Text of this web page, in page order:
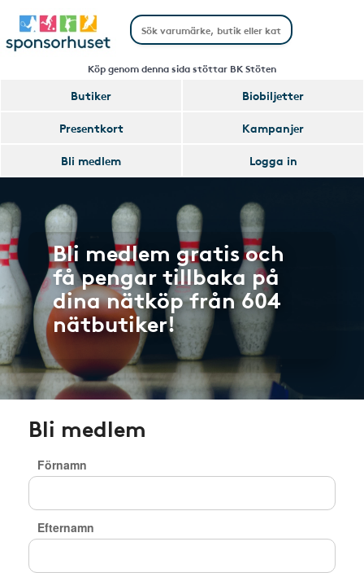
Köp genom denna sida stöttar BK Stöten
Butiker
Biobiljetter
Presentkort
Kampanjer
Bli medlem
Logga in
Bli medlem gratis och
få pengar tillbaka på
dina nätköp från 604
nätbutiker!
Bli medlem
Förnamn
Efternamn